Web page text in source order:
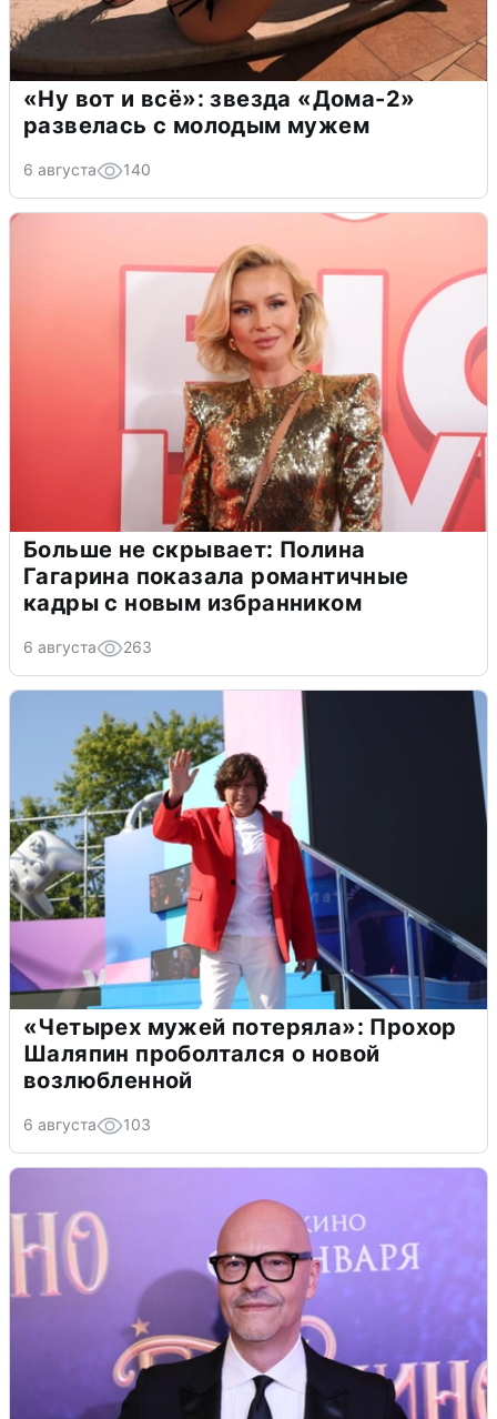
«Ну вот и всё»: звезда «Дома-2»
развелась с молодым мужем
6 августа 140
Больше не скрывает: Полина
Гагарина показала романтичные
кадры с новым избранником
6 августа 263
«Четырех мужей потеряла»: Прохор
Шаляпин проболтался о новой
возлюбленной
6 августа 103